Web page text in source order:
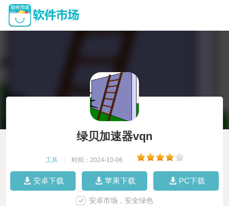
绿贝加速器vqn
工具 时间：2024-10-06
安卓下载 苹果下载 PC下载
安卓市场，安全绿色